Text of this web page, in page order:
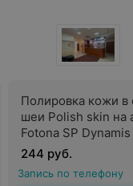
Полировка кожи в
шеи Polish skin на
Fotona SP Dynamis
244 руб.
Запись по телефону